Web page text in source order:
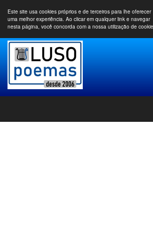
Este site usa cookies próprios e de terceiros para lhe oferecer
uma melhor experiência. Ao clicar em qualquer link e navegar
nesta página, você concorda com a nossa utilização de